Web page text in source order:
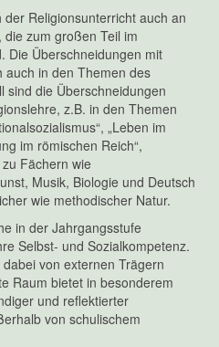
Religionsunterricht auch an
zum großen Teil im
Die Überschneidungen mit
auch in den Themen des
sind die Überschneidungen
z.B. in den Themen
„Leben im
im römischen Reich“,
Fächern wie
Musik, Biologie und Deutsch
wie methodischer Natur.
in der Jahrgangsstufe
Selbst- und Sozialkompetenz.
von externen Trägern
Raum bietet in besonderem
und reflektierter
von schulischem